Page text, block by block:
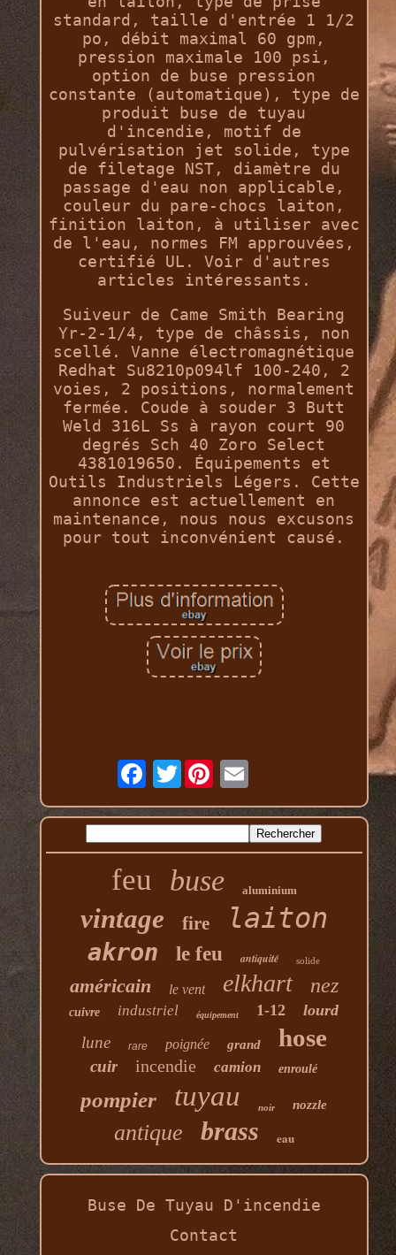
standard, taille d'entrée 1 1/2
po, débit maximal 60 gpm,
pression maximale 100 psi,
option de buse pression
constante (automatique), type de
produit buse de tuyau
d'incendie, motif de
pulvérisation jet solide, type
de filetage NST, diamètre du
passage d'eau non applicable,
couleur du pare-chocs laiton,
finition laiton, à utiliser avec
de l'eau, normes FM approuvées,
certifié UL. Voir d'autres
articles intéressants.
Suiveur de Came Smith Bearing
Yr-2-1/4, type de châssis, non
scellé. Vanne électromagnétique
Redhat Su8210p094lf 100-240, 2
voies, 2 positions, normalement
fermée. Coude à souder 3 Butt
Weld 316L Ss à rayon court 90
degrés Sch 40 Zoro Select
4381019650. Équipements et
Outils Industriels Légers. Cette
annonce est actuellement en
maintenance, nous nous excusons
pour tout inconvénient causé.
Twitter
feu buse aluminium
vintage fire laiton
akron le feu antiquité solide
américain le vent elkhart nez
cuivre industriel équipement 1-12 lourd
lune rare poignée grand hose
cuir incendie camion enroulé
pompier tuyau noir nozzle
antique brass eau
Buse De Tuyau D'incendie
Contact